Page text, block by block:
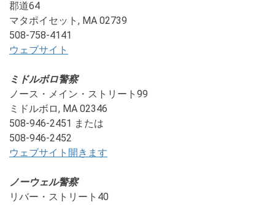
郡道64
マタポイセット, MA 02739
508-758-4141
ウェブサイト
ミドルボロ警察
ノース・メイン・ストリート99
ミドルボロ, MA 02346
508-946-2451 または
508-946-2452
ウェブサイト 開きます
ノーウェル警察
リバー・ストリート40